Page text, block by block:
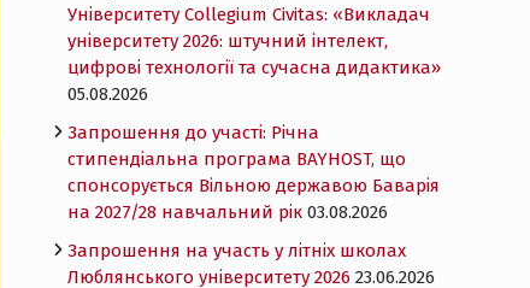
Університету Collegium Civitas: «Викладач
університету 2026: штучний інтелект,
цифрові технології та сучасна дидактика»
05.08.2026
Запрошення до участі: Річна
стипендіальна програма BAYHOST, що
спонсорується Вільною державою Баварія
на 2027/28 навчальний рік 03.08.2026
Запрошення на участь у літніх школах
Люблянського університету 2026 23.06.2026